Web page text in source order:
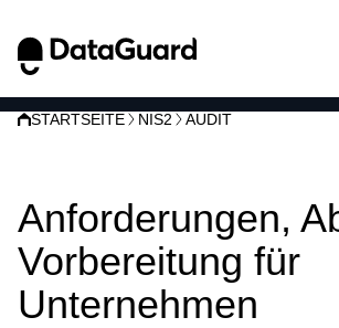
STARTSEITE NIS2 AUDIT
Anforderungen,
Vorbereitung für
Unternehmen